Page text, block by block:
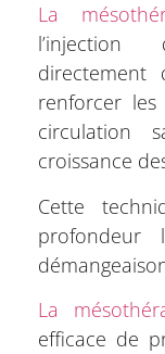
La
renforcer les
circulation
croissance
Cette
profondeur
La
efficace de